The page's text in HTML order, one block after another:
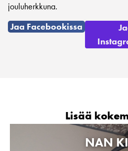
jouluherkkuna.
Jaa Facebookissa
Lisää
NAN